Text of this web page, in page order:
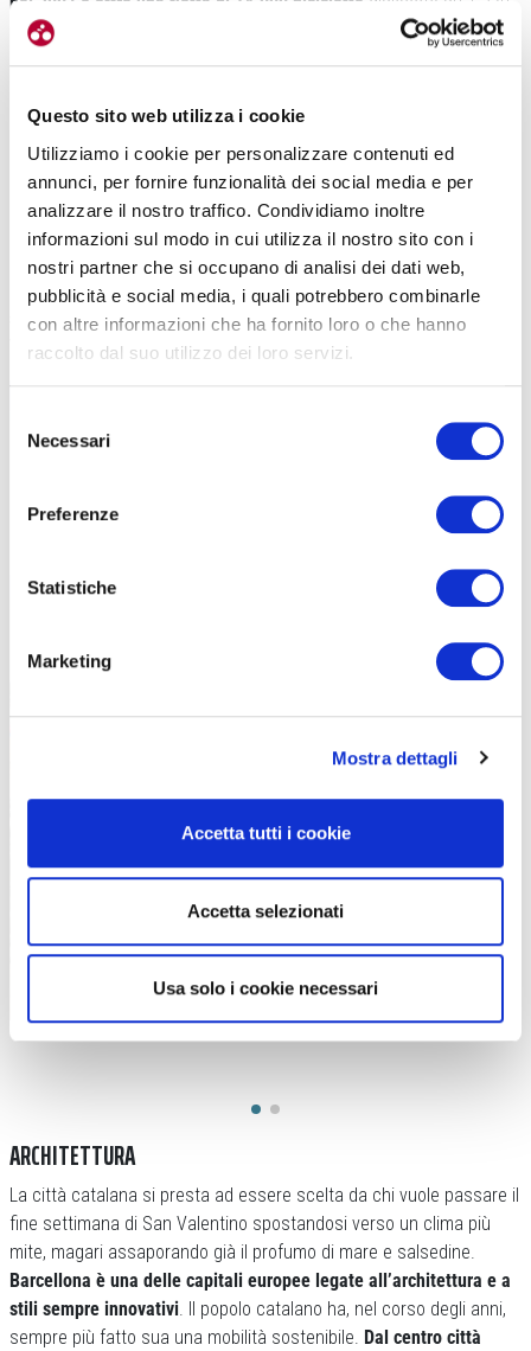
Questo sito web utilizza i cookie
Utilizziamo i cookie per personalizzare contenuti ed
annunci, per fornire funzionalità dei social media e per
analizzare il nostro traffico. Condividiamo inoltre
informazioni sul modo in cui utilizza il nostro sito con i
nostri partner che si occupano di analisi dei dati web,
pubblicità e social media, i quali potrebbero combinarle
con altre informazioni che ha fornito loro o che hanno
raccolto dal suo utilizzo dei loro servizi.
delNecessari
Preferenze
Statistiche
Marketing
Mostra dettagli
Accetta tutti i cookie
Accetta selezionati
Usa solo i cookie necessari
stazioni ed è utilizzato da 86.000 utenti al giorno in media.
Sono numerosi anche gli itinerari che dalla città si spostano verso
i castelli che circondano la capitale francese,il più iconico è
sicuramente quello di Versailles, raggiungibile attraverso la
Véloscénie in un percorso ciclabile di 33 chilometri.
ARCHITETTURA
La città catalana si presta ad essere scelta da chi vuole passare il
fine settimana di San Valentino spostandosi verso un clima più
mite, magari assaporando già il profumo di mare e salsedine.
Barcellona è una delle capitali europee legate all’architettura e a
stili sempre innovativi. Il popolo catalano ha, nel corso degli anni,
sempre più fatto sua una mobilità sostenibile. Dal centro città